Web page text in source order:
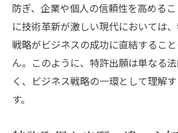
CADソフトを活用した図面
図面のプレゼンテーション
図面の評価を受ける際の注
権利範囲を決定する請求項作成
防ぎ、企業や個人の信頼性を高める
に技術革新が激しい現代においては
戦略がビジネスの成功に直結するこ
ん。このように、特許出願は単なる
く、ビジネス戦略の一環として理解
す。